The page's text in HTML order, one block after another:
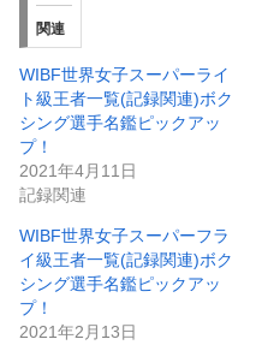
関連
WIBF世界女子スーパーライ
ト級王者一覧(記録関連)ボク
シング選手名鑑ピックアッ
プ！
2021年4月11日
記録関連
WIBF世界女子スーパーフラ
イ級王者一覧(記録関連)ボク
シング選手名鑑ピックアッ
プ！
2021年2月13日